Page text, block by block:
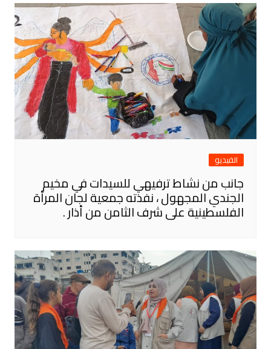
الفيديو
جانب من نشاط ترفيهي للسيدات في مخيم
الجندي المجهول ، نفذته جمعية لجان المرأة
الفلسطينية على شرف الثامن من أذار .